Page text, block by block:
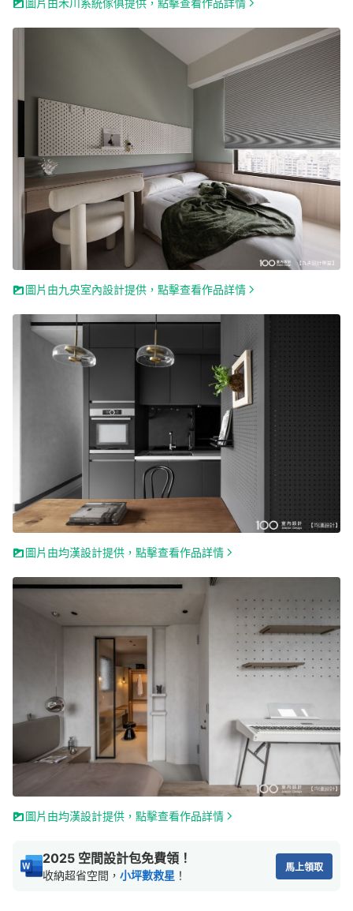
圖片由禾川系統傢俱提供，點擊查看作品詳情
圖片由九央室內設計提供，點擊查看作品詳情
圖片由均漢設計提供，點擊查看作品詳情
圖片由均漢設計提供，點擊查看作品詳情
2025 空間設計包免費領！
收納超省空間， 小坪數救星 ！
馬上領取